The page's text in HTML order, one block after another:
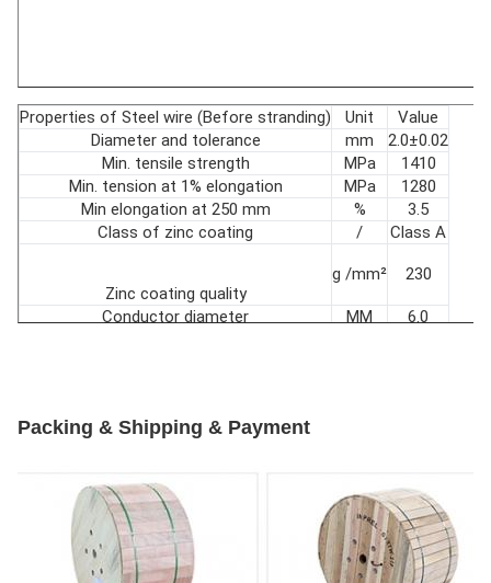
Properties of Steel wire (Before stranding) Unit
Value
Diameter and tolerance
mm
2.0±0.02
Min. tensile strength
MPa
1410
Min. tension at 1% elongation
MPa
1280
Min elongation at 250 mm
%
3.5
Class of zinc coating
/ Class A
Zinc coating quality
g /mm² 230
Conductor diameter MM
6.0
Packing & Shipping & Payment